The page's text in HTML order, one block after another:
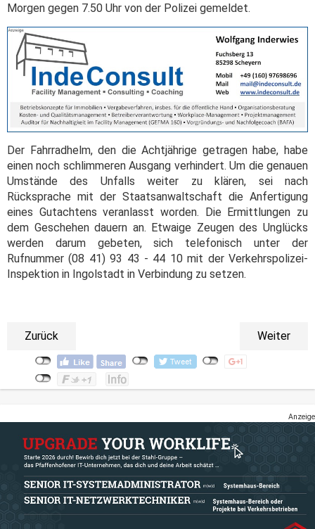
Morgen gegen 7.50 Uhr von der Polizei gemeldet.
Der Fahrradhelm, den die Achtjährige getragen habe, habe
einen noch schlimmeren Ausgang verhindert. Um die genauen
Umstände des Unfalls weiter zu klären, sei nach
Rücksprache mit der Staatsanwaltschaft die Anfertigung
eines Gutachtens veranlasst worden. Die Ermittlungen zu
dem Geschehen dauern an. Etwaige Zeugen des Unglücks
werden darum gebeten, sich telefonisch unter der
Rufnummer (08 41) 93 43 - 44 10 mit der Verkehrspolizei-
Inspektion in Ingolstadt in Verbindung zu setzen.
Zurück Weiter
Anzeige